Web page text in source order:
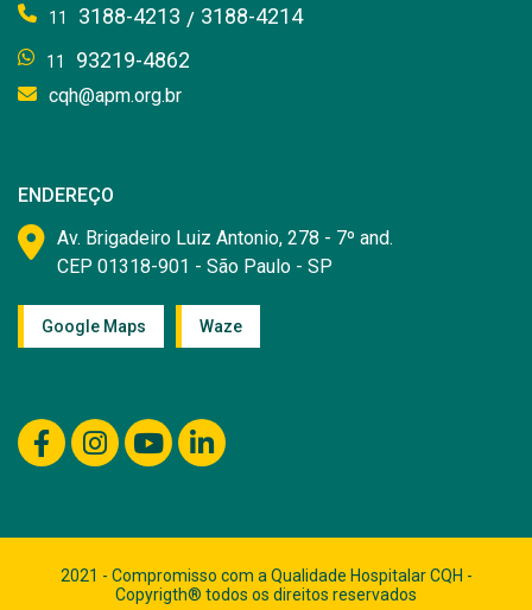
11 3188-4213 / 3188-4214
11 93219-4862
cqh@apm.org.br
ENDEREÇO
Av. Brigadeiro Luiz Antonio, 278 - 7º and.
CEP 01318-901 - São Paulo - SP
Google Maps Waze
2021 - Compromisso com a Qualidade Hospitalar CQH -
Copyrigth® todos os direitos reservados